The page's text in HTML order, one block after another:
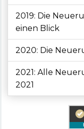
2019: Die
einen Blick
2020: Die
2021: Alle
2021